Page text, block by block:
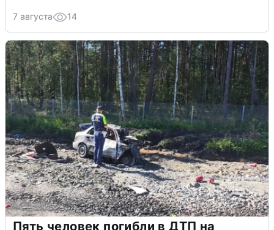
7 августа 14
Пять человек погибли в ДТП на